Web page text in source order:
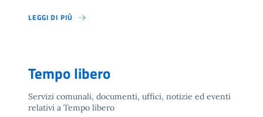
LEGGI DI PIÙ
Tempo libero
Servizi comunali, documenti, uffici, notizie ed eventi
relativi a Tempo libero